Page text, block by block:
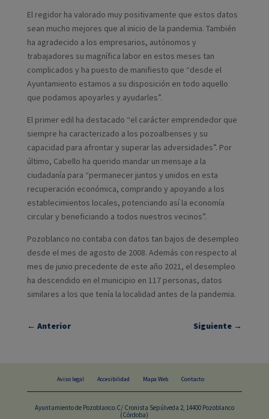
El regidor ha valorado muy positivamente que estos datos
sean mucho mejores que al inicio de la pandemia. También
ha agradecido a los empresarios, autónomos y
trabajadores su magnífica labor en estos meses tan
complicados y ha puesto de manifiesto que “desde el
Ayuntamiento estamos a su disposición en todo aquello
que podamos apoyarles y ayudarles”.
El primer edil ha destacado “el carácter emprendedor que
siempre ha caracterizado a los pozoalbenses y su
capacidad para afrontar y superar las adversidades”. Por
último, Cabello ha querido mandar un mensaje a la
ciudadanía para “permanecer juntos y unidos en esta
recuperación económica, comprando y apoyando a los
establecimientos locales, potenciando así la economía
circular y beneficiando a todos nuestros vecinos”.
Pozoblanco no contaba con datos tan bajos de desempleo
desde el mes de agosto de 2008. Además con respecto al
mes de junio precedente de este año 2021, el desempleo
ha descendido en el municipio en 117 personas, datos
similares a los que tenía la localidad antes de la pandemia.
← Anterior Siguiente →
Aviso legal Accesibilidad Mapa Web Contacto
Ayuntamiento de Pozoblanco.C/ Cronista Sepúlveda 2, 14400 Pozoblanco
(Córdoba)